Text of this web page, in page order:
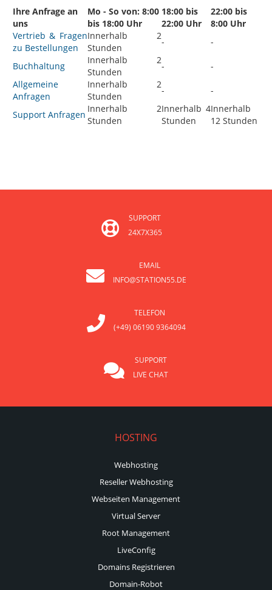
Ihre Anfrage an
uns
Mo - So von: 8:00
bis 18:00 Uhr
18:00 bis
22:00 Uhr
22:00 bis
8:00 Uhr
Vertrieb & Fragen
zu Bestellungen
Innerhalb 2
Stunden
- -
Buchhaltung
Innerhalb 2
Stunden
-
-
Allgemeine
Anfragen
Innerhalb 2
Stunden
- -
Support Anfragen
Innerhalb 2
Stunden
Innerhalb 4
Stunden
Innerhalb
12 Stunden
SUPPORT
24X7X365
EMAIL
INFO@STATION55.DE
TELEFON
(+49) 06190 9364094
SUPPORT
LIVE CHAT
HOSTING
Webhosting
Reseller Webhosting
Webseiten Management
Virtual Server
Root Management
LiveConfig
Domains Registrieren
Domain-Robot